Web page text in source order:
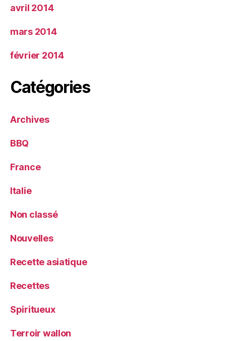
avril 2014
mars 2014
février 2014
Catégories
Archives
BBQ
France
Italie
Non classé
Nouvelles
Recette asiatique
Recettes
Spiritueux
Terroir wallon